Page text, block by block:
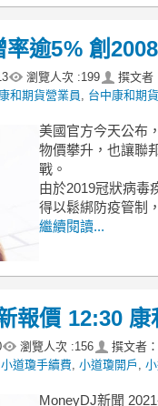
逾5% 創
瀏覽人次 :199
撰文者
和期貨營業員 台中康和期
美國官方今天公布
物價攀升，也讓聯
戰。
由於2019冠狀病毒
得以鬆綁防疫管制
繼續閱讀...
報價 12:30 康
瀏覽人次 :156
撰文者
小道瓊手續費 小道瓊開戶
MoneyDJ新聞